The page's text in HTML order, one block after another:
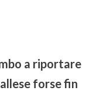
a riportare
forse fin